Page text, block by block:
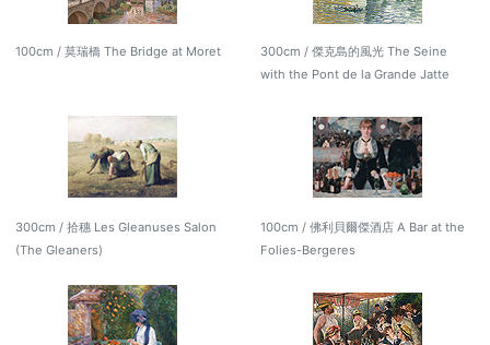
100cm / 莫瑞橋 The Bridge at Moret
300cm / 傑克島的風光 The Seine
with the Pont de la Grande Jatte
300cm / 拾穗 Les Gleanuses Salon
(The Gleaners)
100cm / 佛利貝爾傑酒店 A Bar at the
Folies-Bergeres